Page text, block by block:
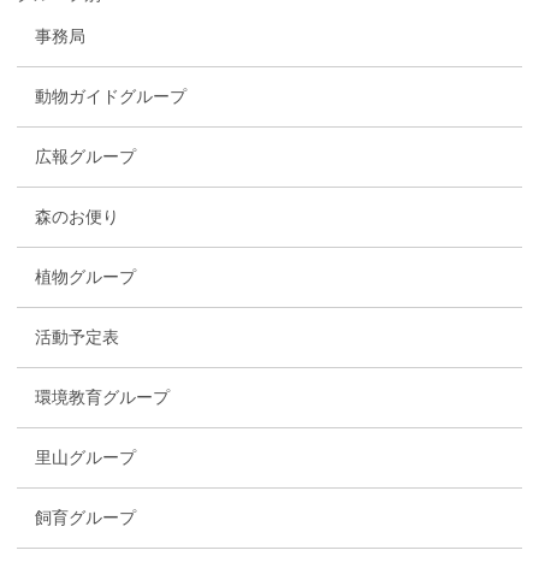
事務局
動物ガイドグループ
広報グループ
森のお便り
植物グループ
活動予定表
環境教育グループ
里山グループ
飼育グループ